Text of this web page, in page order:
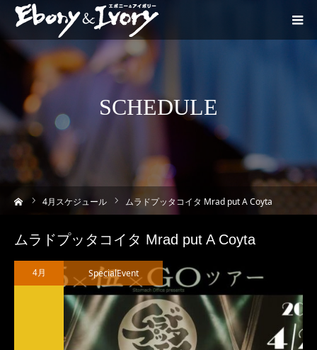
SCHEDULE
4月スケジュール ムラドプッタコイタ Mrad put A Coyta
ムラドプッタコイタ Mrad put A Coyta
4月 SpecialEvent